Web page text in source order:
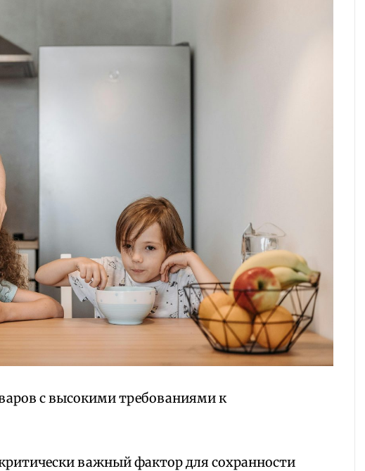
с высокими требованиями к
важный фактор для сохранности